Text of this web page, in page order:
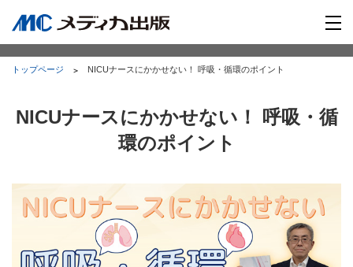
トップページ NICUナースにかかせない！ 呼吸・循環のポイント
NICUナースにかかせない！ 呼吸・循
環のポイント